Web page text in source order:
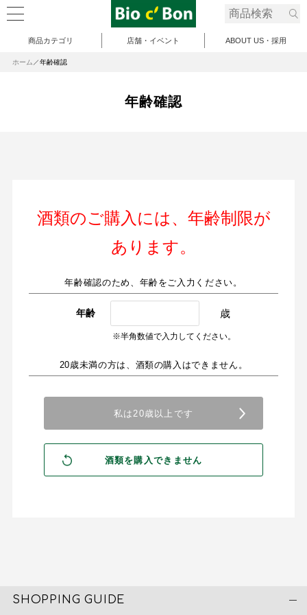
商品カテゴリ 店舗・イベント ABOUT US・採用
ホーム 年齢確認
年齢確認
酒類のご購入には、年齢制限が
あります。
年齢確認のため、年齢をご入力ください。
年齢 歳
※半角数値で入力してください。
20歳未満の方は、酒類の購入はできません。
SHOPPING GUIDE